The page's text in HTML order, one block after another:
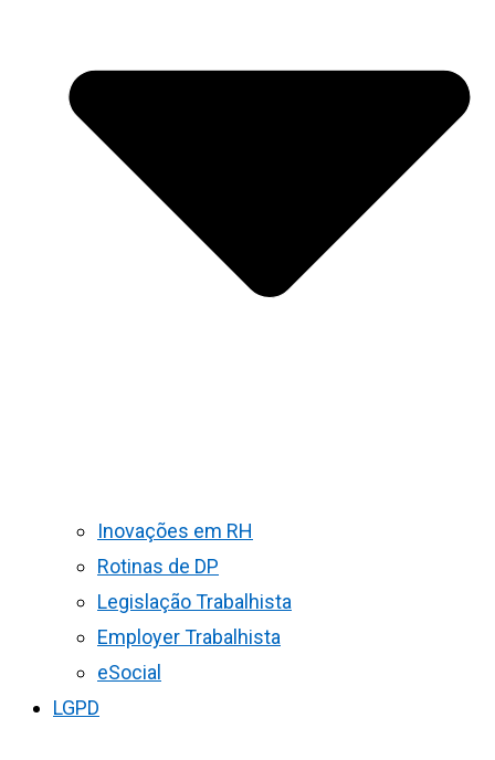
Inovações em RH
Rotinas de DP
Legislação Trabalhista
Employer Trabalhista
eSocial
LGPD